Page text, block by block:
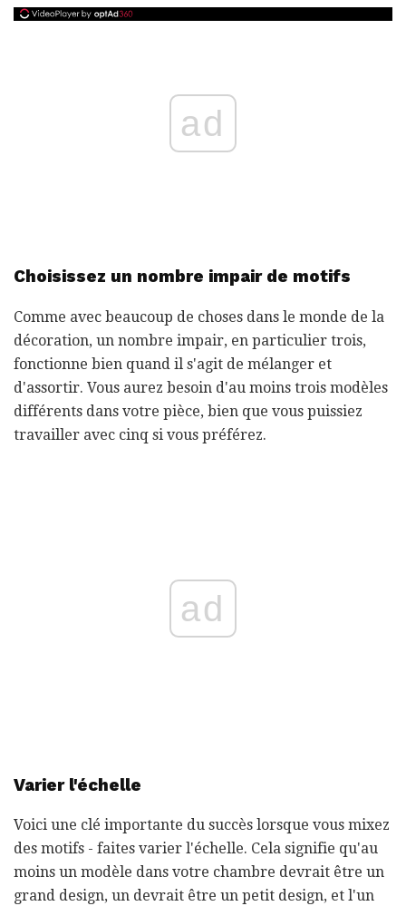
ad
Choisissez un nombre impair de motifs
Comme avec beaucoup de choses dans le monde de la
décoration, un nombre impair, en particulier trois,
fonctionne bien quand il s'agit de mélanger et
d'assortir. Vous aurez besoin d'au moins trois modèles
différents dans votre pièce, bien que vous puissiez
travailler avec cinq si vous préférez.
ad
Varier l'échelle
Voici une clé importante du succès lorsque vous mixez
des motifs - faites varier l'échelle. Cela signifie qu'au
moins un modèle dans votre chambre devrait être un
grand design, un devrait être un petit design, et l'un